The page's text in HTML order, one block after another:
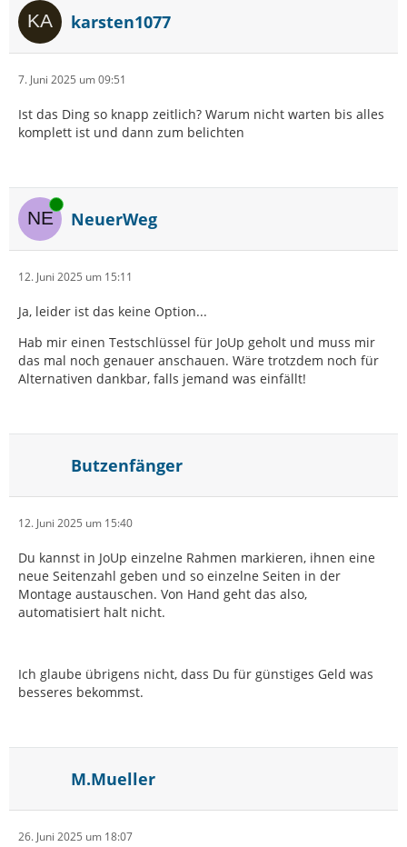
karsten1077
7. Juni 2025 um 09:51
Ist das Ding so knapp zeitlich? Warum nicht warten bis alles
komplett ist und dann zum belichten
Online
NeuerWeg
12. Juni 2025 um 15:11
Ja, leider ist das keine Option...
Hab mir einen Testschlüssel für JoUp geholt und muss mir
das mal noch genauer anschauen. Wäre trotzdem noch für
Alternativen dankbar, falls jemand was einfällt!
Butzenfänger
12. Juni 2025 um 15:40
Du kannst in JoUp einzelne Rahmen markieren, ihnen eine
neue Seitenzahl geben und so einzelne Seiten in der
Montage austauschen. Von Hand geht das also,
automatisiert halt nicht.
Ich glaube übrigens nicht, dass Du für günstiges Geld was
besseres bekommst.
M.Mueller
26. Juni 2025 um 18:07